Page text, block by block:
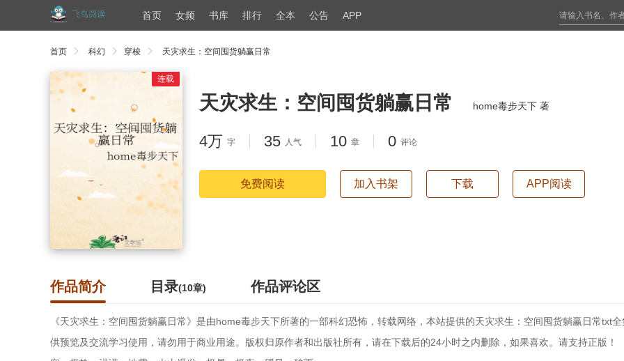
首页 女频 书库 排行 全本 公告 APP
首页 科幻 穿梭 天灾求生：空间囤货躺赢日常
连载
天灾求生：空间囤货躺赢日常 home毒步天下 著
4万 字 35 人气 10 章 0 评论
免费阅读 加入书架 下载 APP阅读
作品简介 目录(10章) 作品评论区
《天灾求生：空间囤货躺赢日常》是由home毒步天下所著的一部科幻恐怖，转载网络，本站提供的天灾求生：空间囤货躺赢日常txt全
供预览及交流学习使用，请勿用于商业用途。版权归原作者和出版社所有，请在下载后的24小时之内删除，如果喜欢。请支持正版！